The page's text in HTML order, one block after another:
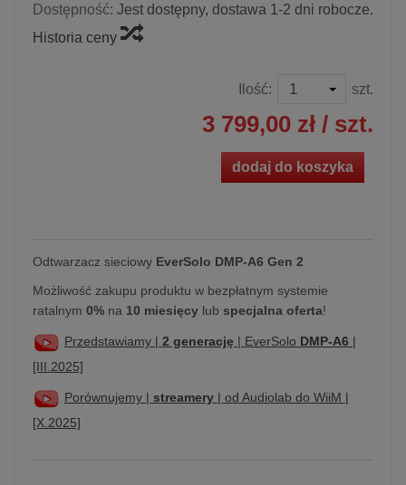
Dostępność: Jest dostępny, dostawa 1-2 dni robocze.
Historia ceny
Ilość: szt.
3 799,00 zł / szt.
dodaj do koszyka
Odtwarzacz sieciowy EverSolo DMP-A6 Gen 2
Możliwość zakupu produktu w bezpłatnym systemie
ratalnym 0% na 10 miesięcy lub specjalna oferta!
Przedstawiamy | 2 generację | EverSolo DMP-A6 |
[III.2025]
Porównujemy | streamery | od Audiolab do WiiM |
[X.2025]